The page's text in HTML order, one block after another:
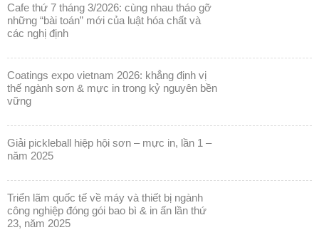
cafe thứ 7 tháng 3/2026: cùng nhau tháo gỡ
những “bài toán” mới của luật hóa chất và
các nghị định
coatings expo vietnam 2026: khẳng định vị
thế ngành sơn & mực in trong kỷ nguyên bền
vững
giải pickleball hiệp hội sơn – mực in, lần 1 –
năm 2025
triển lãm quốc tế về máy và thiết bị ngành
công nghiệp đóng gói bao bì & in ấn lần thứ
23, năm 2025